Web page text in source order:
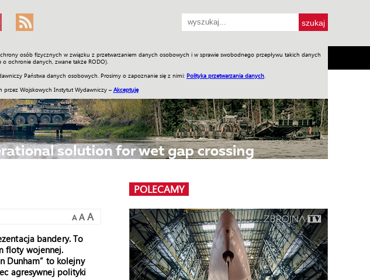
osób fizycznych w związku z przetwarzaniem danych osobowych i w sprawie swobodnego przepływu takich danych
ochronie danych, zwane także RODO).
Państwa danych osobowych. Prosimy o zapoznanie się z nimi: Polityka przetwarzania danych
przez Wojskowych Instytut Wydawniczy – Akceptuję
Galerie Wideo ENGLISH SKLEP Jednodniówki Praca w WIW
A A A
bandery. To
floty wojennej.
Dunham” to kolejny
agresywnej polityki
POLECAMY